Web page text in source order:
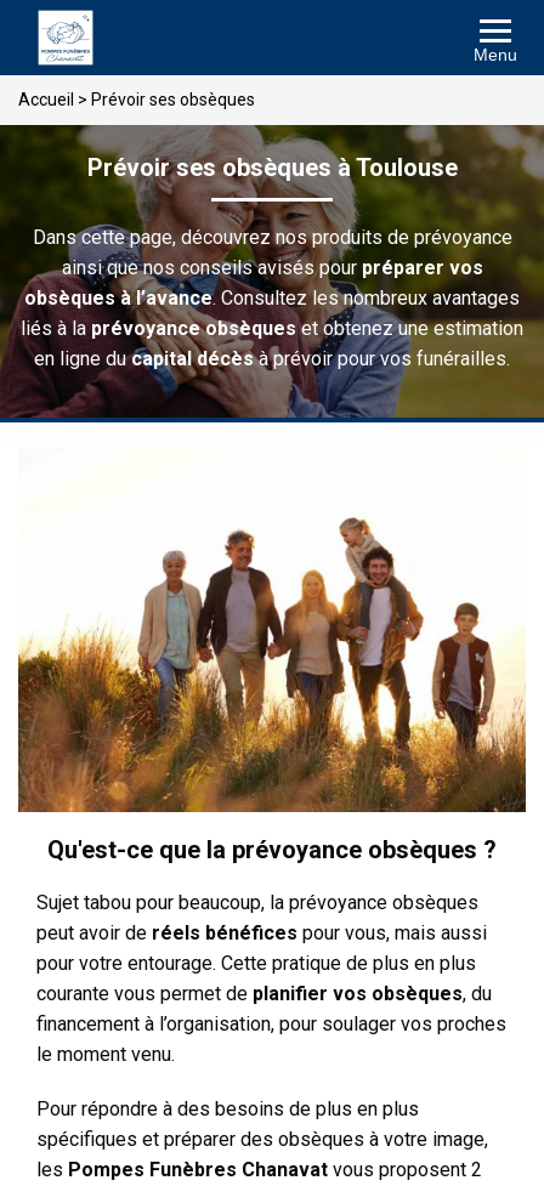
Menu
Accueil > Prévoir ses obsèques
Prévoir ses obsèques à Toulouse
Dans cette page, découvrez nos produits de prévoyance
ainsi que nos conseils avisés pour préparer vos
obsèques à l’avance. Consultez les nombreux avantages
liés à la prévoyance obsèqueset obtenez une estimation
en ligne ducapital décèsà prévoir pour vos funérailles.
Qu'est-ce que la prévoyance obsèques ?
Sujet tabou pour beaucoup, la prévoyance obsèques
peut avoir de réels bénéfices pour vous, mais aussi
pour votre entourage. Cette pratique de plus en plus
courante vous permet de planifier vos obsèques, du
financement à l’organisation, pour soulager vos proches
le moment venu.
Pour répondre à des besoins de plus en plus
spécifiques et préparer des obsèques à votre image,
les Pompes Funèbres Chanavat vous proposent 2